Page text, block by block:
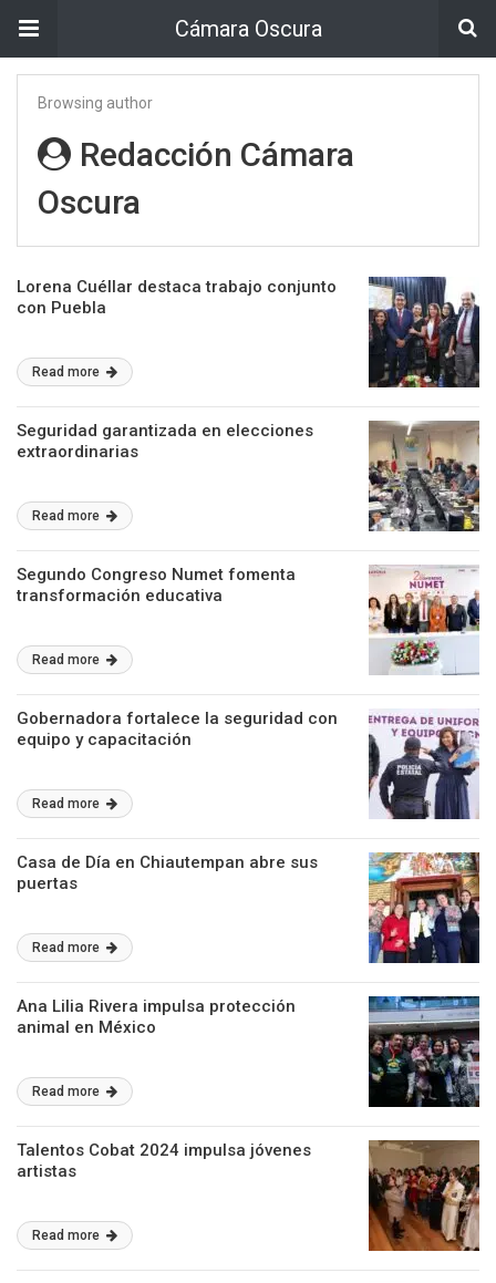
Cámara Oscura
Browsing author
Redacción Cámara
Oscura
Lorena Cuéllar destaca trabajo conjunto
con Puebla
Read more
Seguridad garantizada en elecciones
extraordinarias
Read more
Segundo Congreso Numet fomenta
transformación educativa
Read more
Gobernadora fortalece la seguridad con
equipo y capacitación
Read more
Casa de Día en Chiautempan abre sus
puertas
Read more
Ana Lilia Rivera impulsa protección
animal en México
Read more
Talentos Cobat 2024 impulsa jóvenes
artistas
Read more